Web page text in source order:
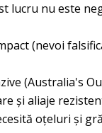
lucru nu este
(nevoi
(Australia's
și aliaje
oțeluri și